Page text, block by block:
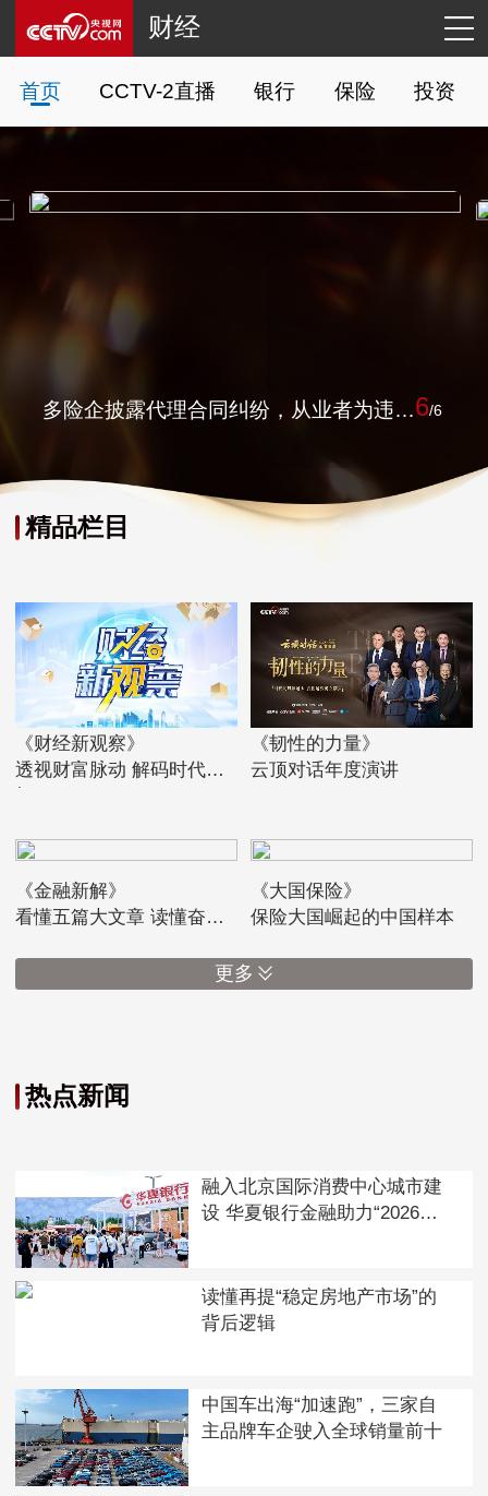
财经
首页 CCTV-2直播 银行 保险 投资
多险企披露代理合同纠纷，从业者为违规“买单”或成常态6/6
精品栏目
《财经新观察》
透视财富脉动 解码时代先
《韧性的力量》
云顶对话年度演讲
《金融新解》
看懂五篇大文章 读懂奋进
《大国保险》
保险大国崛起的中国样本
更多
热点新闻
融入北京国际消费中心城市建
设 华夏银行金融助力“2026大
读懂再提“稳定房地产市场”的
背后逻辑
中国车出海“加速跑”，三家自
主品牌车企驶入全球销量前十